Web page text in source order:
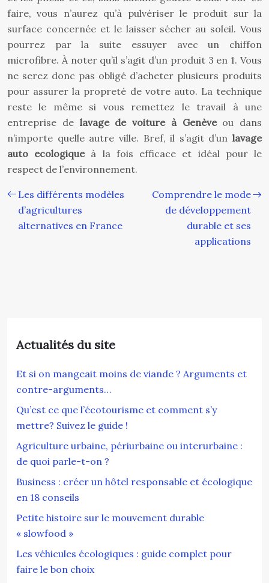
faire, vous n’aurez qu’à pulvériser le produit sur la
surface concernée et le laisser sécher au soleil. Vous
pourrez par la suite essuyer avec un chiffon
microfibre. À noter qu’il s’agit d’un produit 3 en 1. Vous
ne serez donc pas obligé d’acheter plusieurs produits
pour assurer la propreté de votre auto. La technique
reste le même si vous remettez le travail à une
entreprise de lavage de voiture à Genève ou dans
n’importe quelle autre ville. Bref, il s’agit d’un lavage
auto ecologique à la fois efficace et idéal pour le
respect de l’environnement.
Les différents modèles
d’agricultures
alternatives en France
Comprendre le mode
de développement
durable et ses
applications
Actualités du site
Et si on mangeait moins de viande ? Arguments et
contre-arguments…
Qu’est ce que l’écotourisme et comment s’y
mettre? Suivez le guide !
Agriculture urbaine, périurbaine ou interurbaine :
de quoi parle-t-on ?
Business : créer un hôtel responsable et écologique
en 18 conseils
Petite histoire sur le mouvement durable
« slowfood »
Les véhicules écologiques : guide complet pour
faire le bon choix